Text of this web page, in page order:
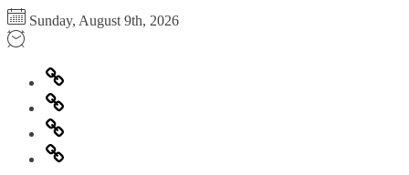
Перейти
к
содержимому
Sunday, August 9th, 2026
Главная
Информация
для
правообладателей
Обратная
связь
Политика
конфиденциальности